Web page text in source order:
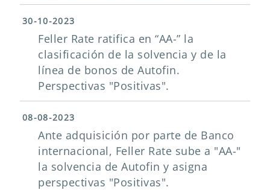
30-10-2023
Feller Rate ratifica en “AA-” la
clasificación de la solvencia y de la
línea de bonos de Autofin.
Perspectivas "Positivas".
08-08-2023
Ante adquisición por parte de Banco
internacional, Feller Rate sube a "AA-"
la solvencia de Autofin y asigna
perspectivas "Positivas".